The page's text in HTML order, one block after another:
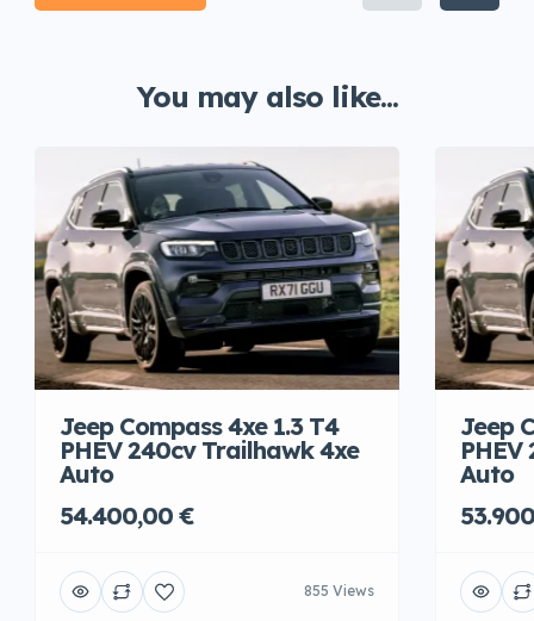
You may also like...
Jeep Compass 4xe 1.3 T4
PHEV 240cv Trailhawk 4xe
Auto
54.400,00 €
855 Views
Jeep
Auto